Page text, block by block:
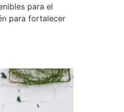
para el
para fortalecer